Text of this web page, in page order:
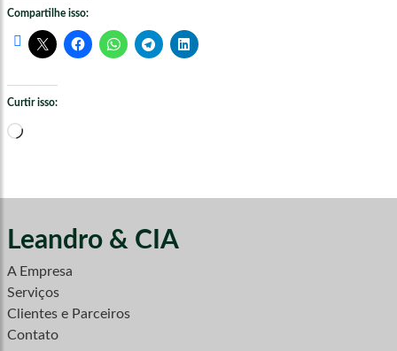
Compartilhe isso:
Curtir isso:
Carregando...
Leandro & CIA
A Empresa
Serviços
Clientes e Parceiros
Contato